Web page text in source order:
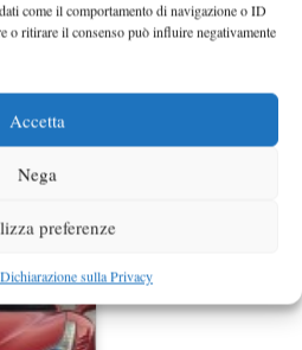
come il comportamento di navigazione o ID
o ritirare il consenso può influire negativamente
Accetta
Nega
preferenze
Dichiarazione sulla Privacy
Salone di